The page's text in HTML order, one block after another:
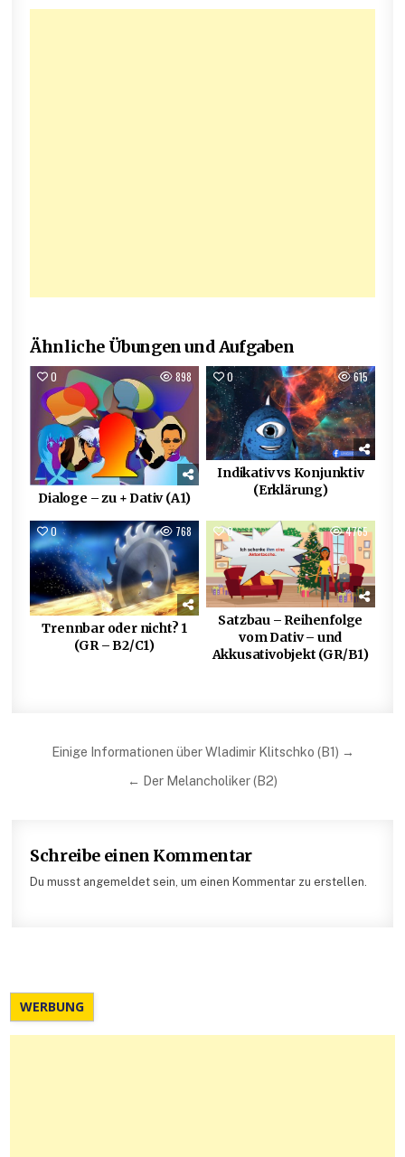
Ähnliche Übungen und Aufgaben
0 898
Dialoge – zu + Dativ (A1)
0 615
Indikativ vs Konjunktiv
(Erklärung)
0 768
Trennbar oder nicht? 1
(GR – B2/C1)
0 4765
Satzbau – Reihenfolge
vom Dativ – und
Akkusativobjekt (GR/B1)
Beitragsnavigation
Einige Informationen über Wladimir Klitschko (B1) →
← Der Melancholiker (B2)
Schreibe einen Kommentar
Du musst angemeldet sein, um einen Kommentar zu erstellen.
WERBUNG